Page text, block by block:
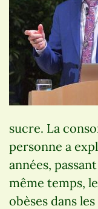
sucre. La
personne a
années,
même temps,
obèses dans